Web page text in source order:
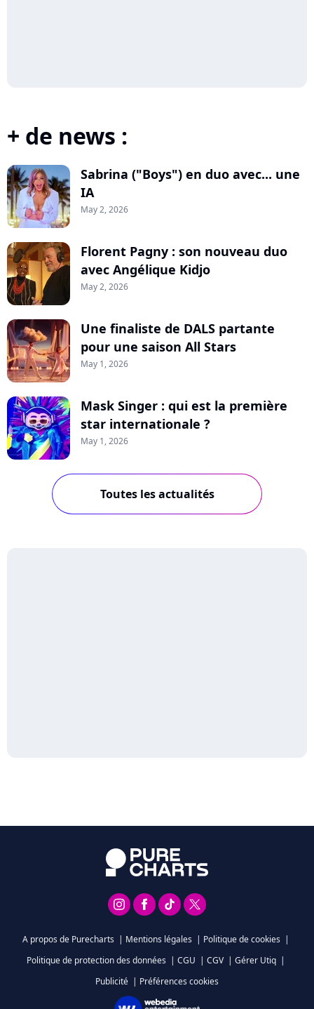
+ de news :
Sabrina ("Boys") en duo avec... une
IA
May 2, 2026
Florent Pagny : son nouveau duo
avec Angélique Kidjo
May 2, 2026
Une finaliste de DALS partante
pour une saison All Stars
May 1, 2026
Mask Singer : qui est la première
star internationale ?
May 1, 2026
Toutes les actualités
A propos de Purecharts | Mentions légales | Politique de cookies |
Politique de protection des données | CGU | CGV | Gérer Utiq |
Publicité | Préférences cookies